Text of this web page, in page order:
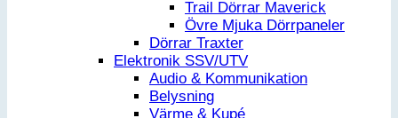
Trail Dörrar Maverick
Övre Mjuka Dörrpaneler
Dörrar Traxter
Elektronik SSV/UTV
Audio & Kommunikation
Belysning
Värme & Kupé